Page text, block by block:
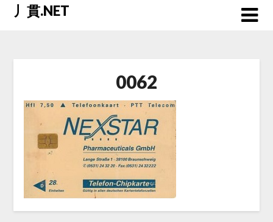
Skip丿貫.NET
0062